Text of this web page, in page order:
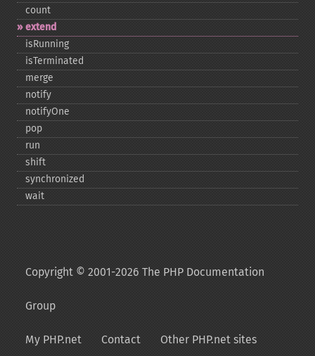
count
extend
isRunning
isTerminated
merge
notify
notifyOne
pop
run
shift
synchronized
wait
Copyright © 2001-2026 The PHP Documentation
Group
My PHP.net Contact Other PHP.net sites